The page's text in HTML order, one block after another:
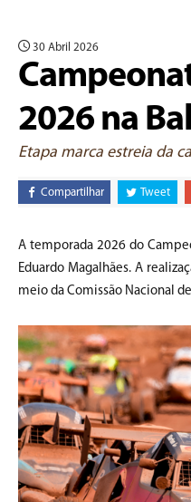
30 Abril 2026
2026 na
Etapa marca estreia da
Compartilhar Tweet
A temporada 2026 do
Eduardo Magalhães. A
meio da Comissão Nacional